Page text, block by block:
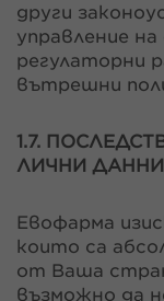
други
управление
регулаторни
вътрешни
1.7.
ЛИЧНИ ДАННИ
Евофарма
които са
от Ваша
възможно да